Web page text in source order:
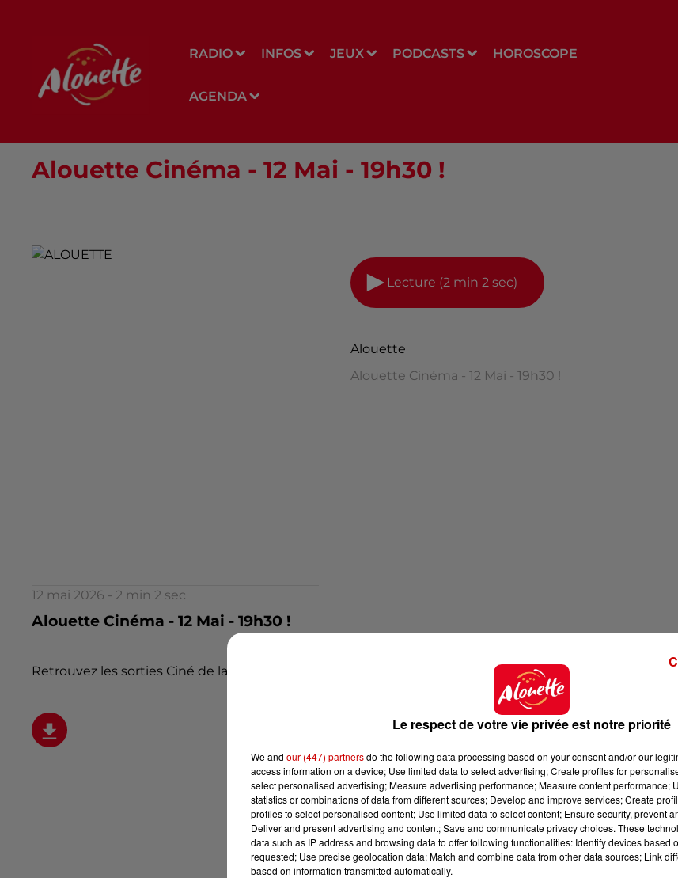
RADIO INFOS JEUX PODCASTS HOROSCOPE
AGENDA
Alouette Cinéma - 12 Mai - 19h30 !
Lecture (2 min 2 sec)
Alouette
Alouette Cinéma - 12 Mai - 19h30 !
12 mai 2026 - 2 min 2 sec
Alouette Cinéma - 12 Mai - 19h30 !
Retrouvez les sorties Ciné de la semaine !!
Le respect de votre vie privée est notre priorité
We and our (447) partnersdo the following data processing based on your consent and/or our
access information on a device; Use limited data to select advertising; Create profiles for
select personalised advertising; Measure advertising performance; Measure content performance;
statistics or combinations of data from different sources; Develop and improve services; Create
profiles to select personalised content; Use limited data to select content; Ensure security, prevent
Deliver and present advertising and content; Save and communicate privacy choices. These
data such as IP address and browsing data to offer following functionalities: Identify devices based
requested; Use precise geolocation data; Match and combine data from other data sources; Link
based on information transmitted automatically.